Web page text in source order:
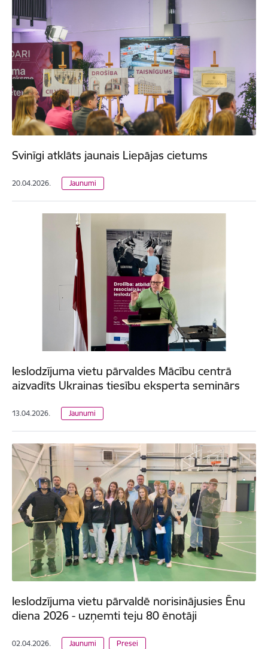
Svinīgi atklāts jaunais Liepājas cietums
20.04.2026. Jaunumi
Ieslodzījuma vietu pārvaldes Mācību centrā
aizvadīts Ukrainas tiesību eksperta seminārs
13.04.2026. Jaunumi
Ieslodzījuma vietu pārvaldē norisinājusies Ēnu
diena 2026 - uzņemti teju 80 ēnotāji
02.04.2026. Jaunumi Presei